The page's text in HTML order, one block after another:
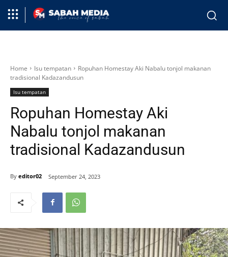
Home Isu tempatan
Ropuhan Homestay Aki Nabalu tonjol makanan
tradisional Kadazandusun
Isu tempatan
Ropuhan Homestay Aki
Nabalu tonjol makanan
tradisional Kadazandusun
By editor02 September 24, 2023